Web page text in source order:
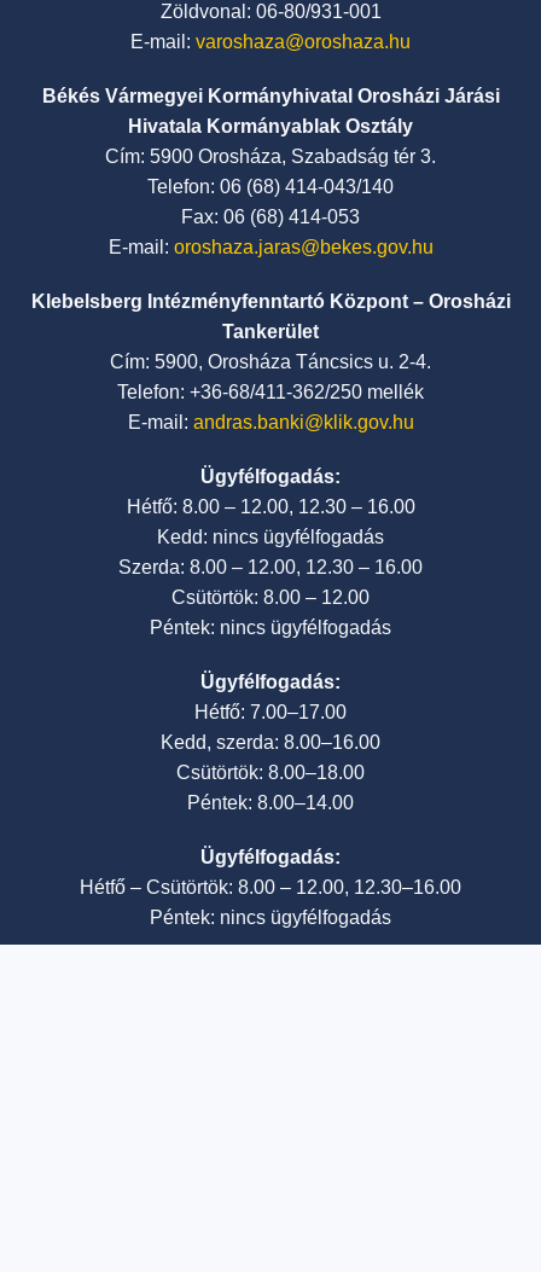
Zöldvonal: 06-80/931-001
E-mail: varoshaza@oroshaza.hu
Békés Vármegyei Kormányhivatal Orosházi Járási
Hivatala Kormányablak Osztály
Cím: 5900 Orosháza, Szabadság tér 3.
Telefon: 06 (68) 414-043/140
Fax: 06 (68) 414-053
E-mail: oroshaza.jaras@bekes.gov.hu
Klebelsberg Intézményfenntartó Központ – Orosházi
Tankerület
Cím: 5900, Orosháza Táncsics u. 2-4.
Telefon: +36-68/411-362/250 mellék
E-mail: andras.banki@klik.gov.hu
Ügyfélfogadás:
Hétfő: 8.00 – 12.00, 12.30 – 16.00
Kedd: nincs ügyfélfogadás
Szerda: 8.00 – 12.00, 12.30 – 16.00
Csütörtök: 8.00 – 12.00
Péntek: nincs ügyfélfogadás
Ügyfélfogadás:
Hétfő: 7.00–17.00
Kedd, szerda: 8.00–16.00
Csütörtök: 8.00–18.00
Péntek: 8.00–14.00
Ügyfélfogadás:
Hétfő – Csütörtök: 8.00 – 12.00, 12.30–16.00
Péntek: nincs ügyfélfogadás